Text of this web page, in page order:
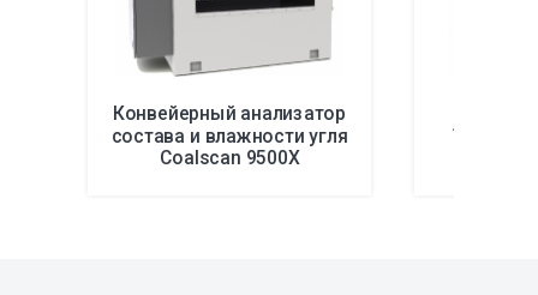
Конвейерный анализатор
состава и влажности угля
Coalscan 9500X